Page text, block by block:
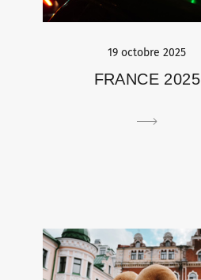
19 octobre 2025
FRANCE 2025